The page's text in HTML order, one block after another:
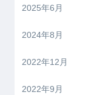
2025年6月
2024年8月
2022年12月
2022年9月